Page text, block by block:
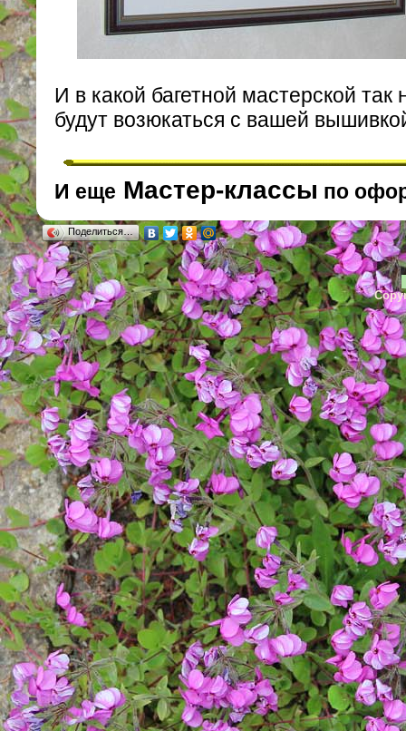
И в какой багетной мастерской
будут возюкаться с вашей
И еще Мастер-классы по
Поделиться…